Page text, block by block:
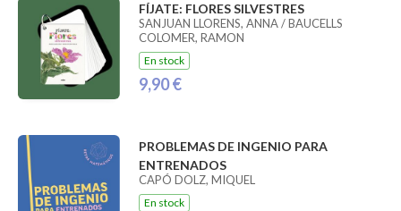
FÍJATE: FLORES SILVESTRES
SANJUAN LLORENS, ANNA / BAUCELLS
COLOMER, RAMON
En stock
9,90 €
PROBLEMAS DE INGENIO PARA
ENTRENADOS
CAPÓ DOLZ, MIQUEL
En stock